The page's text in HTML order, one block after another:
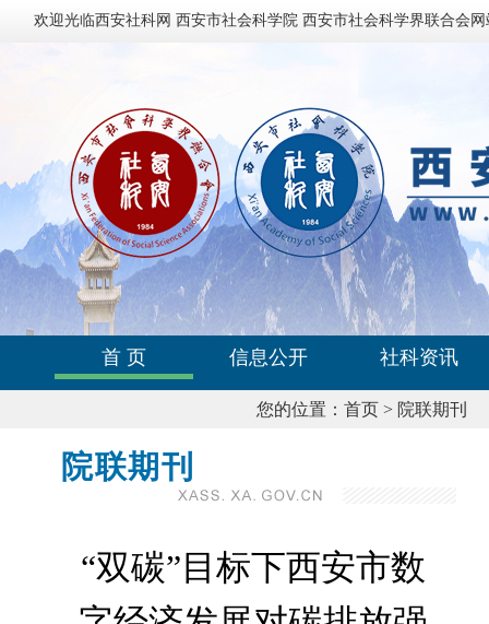
欢迎光临西安社科网 西安市社会科学院 西安市社会科学界联合会
首 页 信息公开 社科资讯
您的位置： 首页 > 院联期刊
院联期刊
“双碳”目标下西安市数